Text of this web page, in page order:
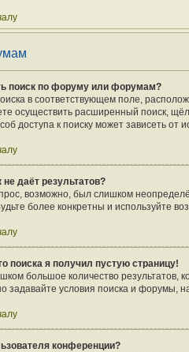
поиск по форуму или форумам?
в соответствующем поле,
осуществить расширенный поиск,
доступа к поиску может зависеть от
даёт результатов?
возможно, был слишком
более конкретны и используйте
поиска я получил пустую страницу!
большое количество результатов,
задавайте условия поиска и форумы,
конференции?